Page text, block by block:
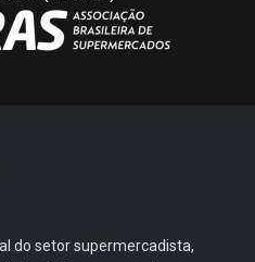
do setor supermercadista,